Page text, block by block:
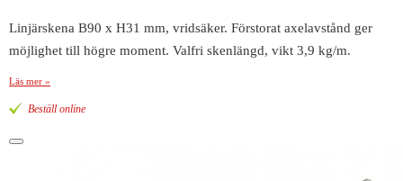
Linjärskena B90 x H31 mm, vridsäker. Förstorat axelavstånd ger
möjlighet till högre moment. Valfri skenlängd, vikt 3,9 kg/m.
Läs mer »
Beställ online